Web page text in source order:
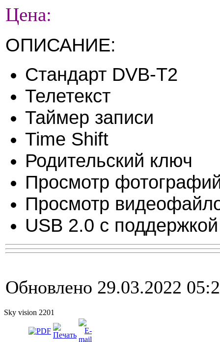
Цена:
ОПИСАНИЕ:
Стандарт DVB-T2
Телетекст
Таймер записи
Time Shift
Родительский ключ
Просмотр
Просмотр
USB 2.0 с
Обновлено 29.03.2022
Sky vision 2201